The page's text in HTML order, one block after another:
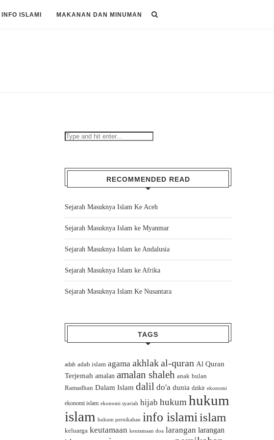
INFO ISLAMI MAKANAN DAN MINUMAN
RECOMMENDED READ
Sejarah Masuknya Islam Ke Aceh
Sejarah Masuknya Islam ke Myanmar
Sejarah Masuknya Islam ke Andalusia
Sejarah Masuknya Islam ke Afrika
Sejarah Masuknya Islam Ke Nusantara
TAGS
adab adab islam agama akhlakal-quran Al Quran
Terjemah amalan amalan shaleh anak bulan
Ramadhan Dalam Islam dalil do'a dunia dzikir ekonomi
ekonomi islam ekonomi syariah hijab hukum hukum
islam hukum pernikahan info islamiislam
keluarga keutamaan keutamaan doa larangan larangan